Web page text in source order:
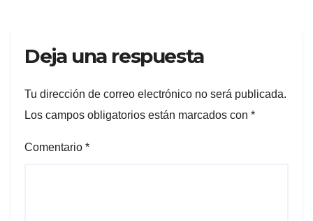
Deja una respuesta
Tu dirección de correo electrónico no será publicada.
Los campos obligatorios están marcados con *
Comentario *